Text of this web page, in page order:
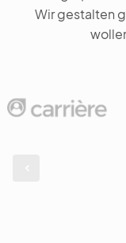
Wir gestalten